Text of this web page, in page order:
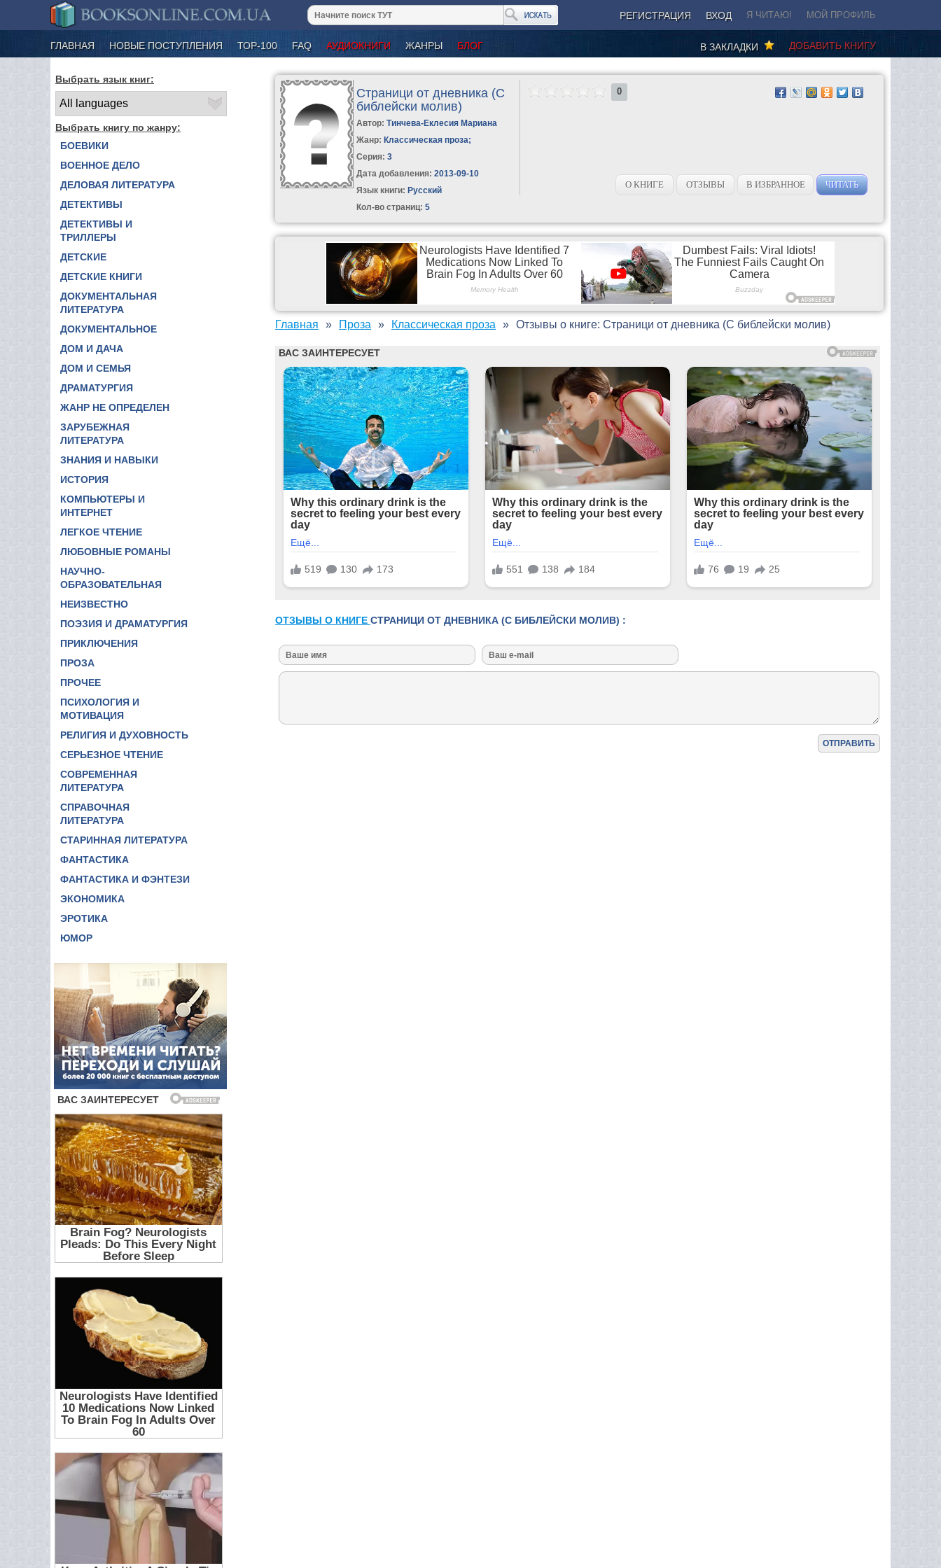
РЕГИСТРАЦИЯ ВХОД Я ЧИТАЮ! МОЙ ПРОФИЛЬ
ГЛАВНАЯ НОВЫЕ ПОСТУПЛЕНИЯ ТОР-100 FAQ АУДИОКНИГИ ЖАНРЫ БЛОГ ДОБАВИТЬ КНИГУ
В ЗАКЛАДКИ
Выбрать язык книг:
Выбрать книгу по жанру:
БОЕВИКИ
ВОЕННОЕ ДЕЛО
ДЕЛОВАЯ ЛИТЕРАТУРА
ДЕТЕКТИВЫ
ДЕТЕКТИВЫ И
ТРИЛЛЕРЫ
ДЕТСКИЕ
ДЕТСКИЕ КНИГИ
ДОКУМЕНТАЛЬНАЯ
ЛИТЕРАТУРА
ДОКУМЕНТАЛЬНОЕ
ДОМ И ДАЧА
ДОМ И СЕМЬЯ
ДРАМАТУРГИЯ
ЖАНР НЕ ОПРЕДЕЛЕН
ЗАРУБЕЖНАЯ
ЛИТЕРАТУРА
ЗНАНИЯ И НАВЫКИ
ИСТОРИЯ
КОМПЬЮТЕРЫ И
ИНТЕРНЕТ
ЛЕГКОЕ ЧТЕНИЕ
ЛЮБОВНЫЕ РОМАНЫ
НАУЧНО-
ОБРАЗОВАТЕЛЬНАЯ
НЕИЗВЕСТНО
ПОЭЗИЯ И ДРАМАТУРГИЯ
ПРИКЛЮЧЕНИЯ
ПРОЗА
ПРОЧЕЕ
ПСИХОЛОГИЯ И
МОТИВАЦИЯ
РЕЛИГИЯ И ДУХОВНОСТЬ
СЕРЬЕЗНОЕ ЧТЕНИЕ
СОВРЕМЕННАЯ
ЛИТЕРАТУРА
СПРАВОЧНАЯ
ЛИТЕРАТУРА
СТАРИННАЯ ЛИТЕРАТУРА
ФАНТАСТИКА
ФАНТАСТИКА И ФЭНТЕЗИ
ЭКОНОМИКА
ЭРОТИКА
ЮМОР
Страници от дневника (С
библейски молив)
Автор:Тинчева-Еклесия Мариана
Жанр: Классическая проза;
Серия:3
Дата добавления: 2013-09-10
Язык книги: Русский
Кол-во страниц: 5
0
О КНИГЕ ОТЗЫВЫ В ИЗБРАННОЕ ЧИТАТЬ
Главная Проза Классическая проза Отзывы о книге: Страници от дневника (С библейски молив)
ОТЗЫВЫ О КНИГЕ СТРАНИЦИ ОТ ДНЕВНИКА (С БИБЛЕЙСКИ МОЛИВ) :